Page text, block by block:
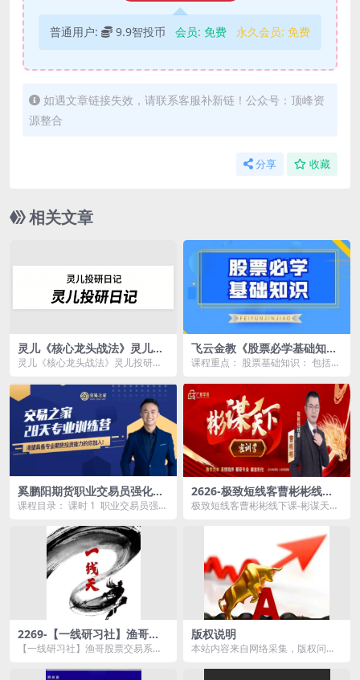
普通用户: 9.9智投币 会员: 免费 永久会员: 免费
如遇文章链接失效，请联系客服补新链！公众号：顶峰资
源整合
分享 收藏
相关文章
灵儿《核心龙头战法》灵儿投
研日记
灵儿《核心龙头战法》灵儿投研日
飞云金教《股票必学基础知
识》
课程重点： 股票基础知识： 包括股
息、送股等基本概念...
奚鹏阳期货职业交易员强化训
练营
课程目录： 课时 1 职业交易员强化
2626-极致短线客曹彬彬线下
课-彬谋天下密训营视频+学习
极致短线客曹彬彬线下课-彬谋天下
2269-【一线研习社】渔哥股
票交易系统课程圈内教学
【一线研习社】渔哥股票交易系统
版权说明
本站内容来自网络采集，版权问题
本站内容为机器程序...